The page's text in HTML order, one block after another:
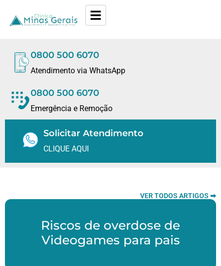
0800 500 6070
Atendimento via WhatsApp
0800 500 6070
Emergência e Remoção
Solicitar Atendimento
CLIQUE AQUI
VER TODOS ARTIGOS ➡
Riscos de overdose de
Videogames para pais